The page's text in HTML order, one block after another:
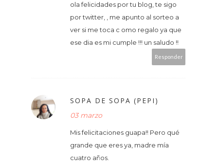
ola felicidades por tu blog, te sigo
por twitter, , me apunto al sorteo a
ver si me toca c omo regalo ya que
ese dia es mi cumple !!! un saludo !!
Responder
SOPA DE SOPA (PEPI)
03 marzo
Mis felicitaciones guapa!! Pero qué
grande que eres ya, madre mía
cuatro años.